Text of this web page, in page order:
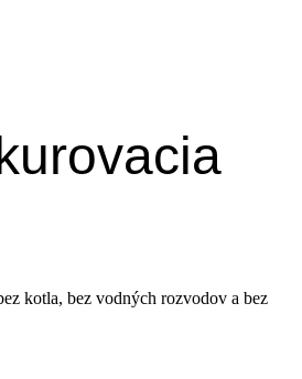
kotla, bez vodných rozvodov a bez